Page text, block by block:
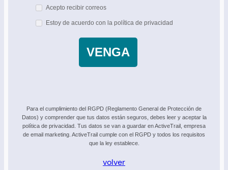
Acepto recibir correos
Estoy de acuerdo con la política de privacidad
VENGA
Para el cumplimiento del RGPD (Reglamento General de Protección de
Datos) y comprender que tus datos están seguros, debes leer y aceptar la
política de privacidad. Tus datos se van a guardar en ActiveTrail, empresa
de email marketing. ActiveTrail cumple con el RGPD y todos los requisitos
que la ley establece.
volver